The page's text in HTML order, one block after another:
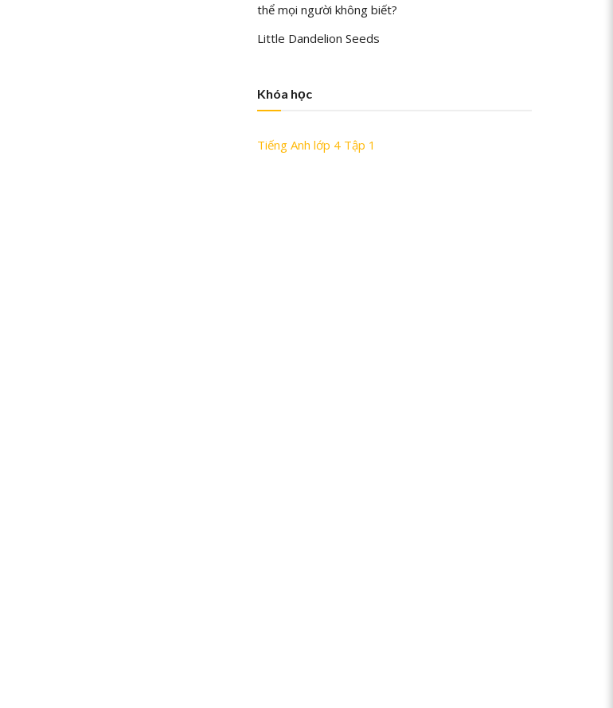
thể mọi người không biết?
Little Dandelion Seeds
Khóa học
Tiếng Anh lớp 4 Tập 1